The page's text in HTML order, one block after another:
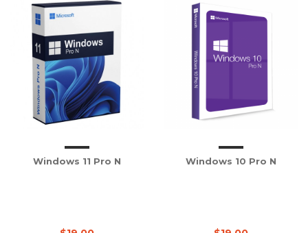
Windows 11 Pro N Windows 10 Pro N